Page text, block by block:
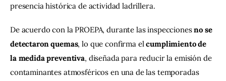
presencia histórica de actividad ladrillera.
De acuerdo con la PROEPA, durante las inspecciones no se
detectaron quemas, lo que confirma el cumplimiento de
la medida preventiva, diseñada para reducir la emisión de
contaminantes atmosféricos en una de las temporadas